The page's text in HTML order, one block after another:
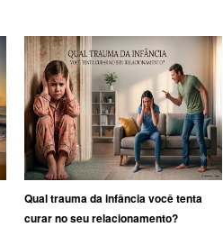
Qual trauma da infância você tenta
curar no seu relacionamento?